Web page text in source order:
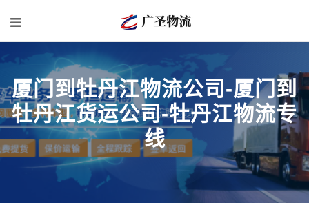
厦门到牡丹江物流公司-厦门到
牡丹江货运公司-牡丹江物流专
线